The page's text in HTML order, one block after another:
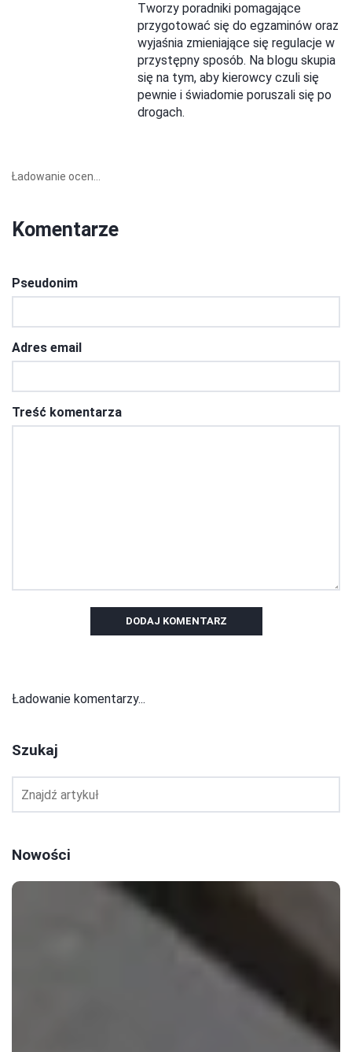
Tworzy poradniki pomagające
przygotować się do egzaminów oraz
wyjaśnia zmieniające się regulacje w
przystępny sposób. Na blogu skupia
się na tym, aby kierowcy czuli się
pewnie i świadomie poruszali się po
drogach.
Ładowanie ocen...
Komentarze
Pseudonim
Adres email
Treść komentarza
DODAJ KOMENTARZ
Ładowanie komentarzy...
Szukaj
Nowości